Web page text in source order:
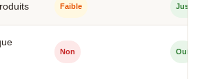
Faible
Non Oui